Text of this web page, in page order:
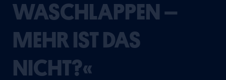
WASCHLAPPEN –
MEHR IST DAS
NICHT?«